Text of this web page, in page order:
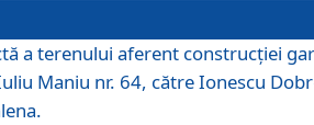
a terenului aferent construcției
Maniu nr. 64, către Ionescu